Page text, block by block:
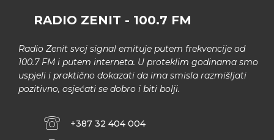
RADIO ZENIT - 100.7 FM
Radio Zenit svoj signal emituje putem frekvencije od
100.7 FM i putem interneta. U proteklim godinama smo
uspjeli i praktično dokazati da ima smisla razmišljati
pozitivno, osjećati se dobro i biti bolji.
+387 32 404 004